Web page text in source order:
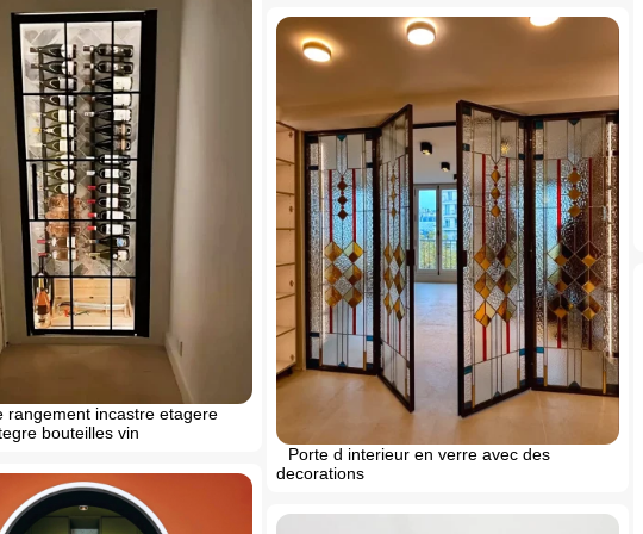
rangement incastre etagere
bouteilles vin
Porte d interieur en verre avec des
decorations